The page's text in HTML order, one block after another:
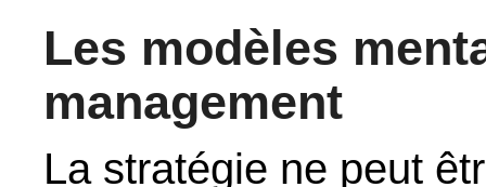
Les modèles
management
La stratégie ne peut